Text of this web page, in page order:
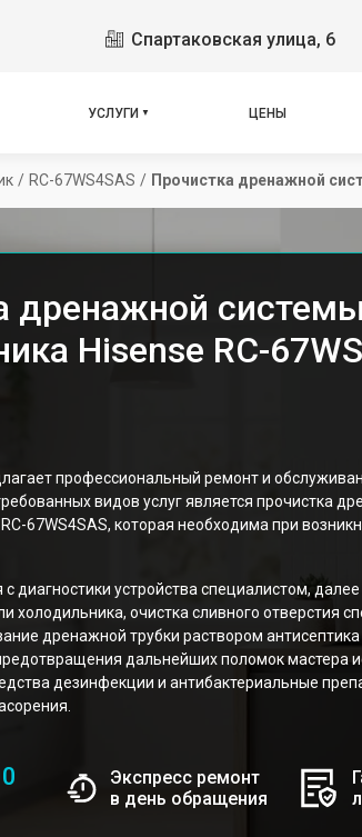
Спартаковская улица, 6
УСЛУГИ ЦЕНЫ
/ RC-67WS4SAS / Прочистка дренажной
дренажной системы
Hisense RC-
профессиональный ремонт и
видов услуг является прочистка
67WS4SAS, которая необходима при
диагностики устройства специалистом,
холодильника, очистка сливного отверстия
дренажной трубки раствором
дальнейших поломок мастера
дезинфекции и антибактериальные
Экспресс ремонт
в день обращения